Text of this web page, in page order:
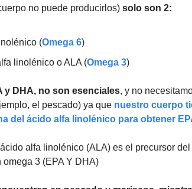
no puede producirlos) solo son 2:
(Omega 6)
linolénico o ALA (Omega 3)
y DHA, no son esenciales, y no
el pescado) ya que nuestro cuerpo
del ácido alfa linolénico para obtener
alfa linolénico (ALA) es el precursor
omega 3 (EPA Y DHA)